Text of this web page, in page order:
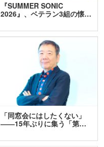
『SUMMER SONIC
2026』、ベテラン3組の懐…
「同窓会にはしたくない」
――15年ぶりに集う「第…